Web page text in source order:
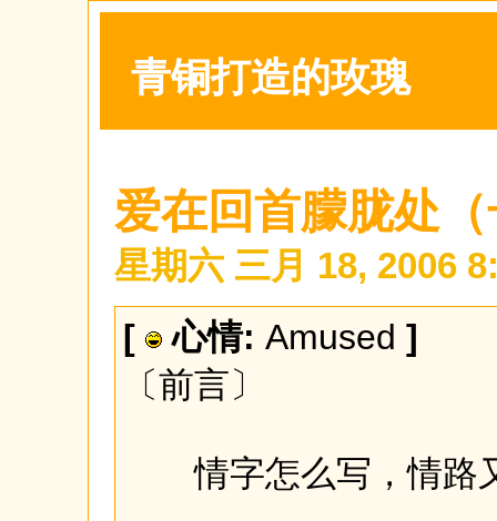
青铜打造的玫瑰
爱在回首朦胧处
星期六 三月 18, 2006
[
心情: Amused ]
〔前言〕
情字怎么写，情路